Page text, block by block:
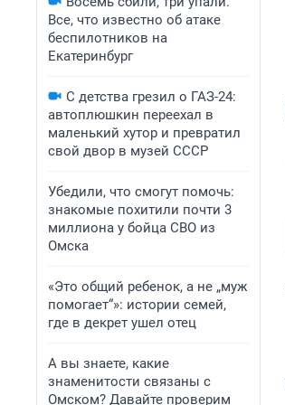
Все, что известно об атаке
беспилотников на
Екатеринбург
С детства грезил о ГАЗ-24:
автоплюшкин переехал в
маленький хутор и превратил
свой двор в музей СССР
Убедили, что смогут помочь:
знакомые похитили почти 3
миллиона у бойца СВО из
Омска
«Это общий ребенок, а не „муж
помогает“»: истории семей,
где в декрет ушел отец
А вы знаете, какие
знаменитости связаны с
Омском? Давайте проверим